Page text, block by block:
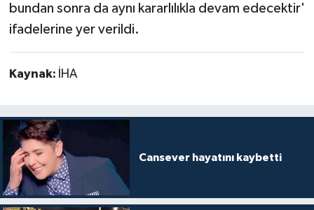
bundan sonra da aynı kararlılıkla devam edecektir'
ifadelerine yer verildi.
Kaynak: İHA
Cansever hayatını kaybetti